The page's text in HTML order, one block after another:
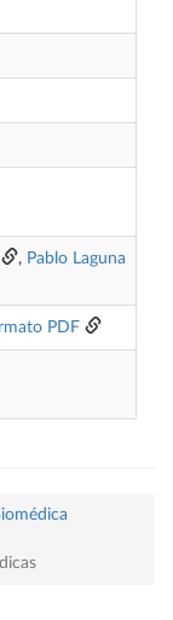
, Pablo Laguna
PDF